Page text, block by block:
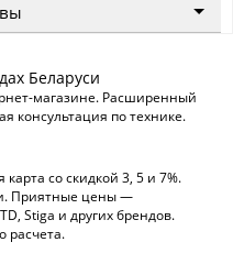
Беларуси
магазине. Расширенный
консультация по технике.
со скидкой 3, 5 и 7%.
Приятные цены —
Stiga и других брендов.
расчета.